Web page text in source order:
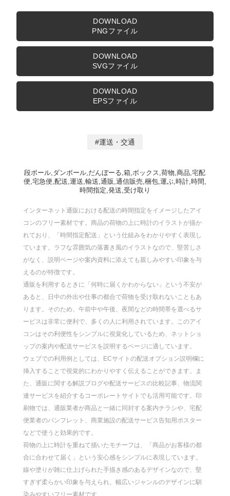
DOWNLOAD
PNGファイル
DOWNLOAD
SVGファイル
DOWNLOAD
EPSファイル
運送・交通
段ボール,ダンボール,だんぼーる,箱,ボックス,荷物,商品,宅配
便,宅急便,配送,運送,輸送,通販,通信販売,梱包,運ぶ,時計,時間,
時間指定,発送,受け取り
インターネット通販における配送の時間指定をイメージしたアイ
コンのフリー素材です。商品の荷物の上に時計のイラストが描か
れており、「時間指定配送」という仕組みをわかりやすく表現し
ています。ラフな雰囲気の落書き風のイラストなので、堅苦しさ
がなく、説明ページや案内資料に添えても親しみやすい印象を与
えるのが特徴です。
通販を利用するときに「何時に届くかわからない」という不安が
あると、日中の外出や仕事の都合で荷物を受け取れないこともあ
ります。そのため、午前中や午後、夜間などの時間帯を選べるサ
ービスは非常に便利で、多くの人に利用されています。このアイ
コンはその利便性をシンプルに視覚化しているため、ネットショ
ップの案内や配送サービスを説明するページに適しています。
ウェブでの利用例としては、ECサイトの配送オプション説明欄に
挿入することで視覚的にわかりやすく伝えることができます。ま
た、通販に関する解説ブログや配送サービスの比較記事、物流関
連サービスを紹介するコーポレートサイトでも活用可能です。印
刷物では、通販業者が商品と一緒に同封する案内チラシや、宅配
便業者のパンフレット、商業施設の配送サービス告知用ポスター
などで使うと効果的です。
荷物の上に時計を重ねて描いたモチーフは、「商品がお客様の都
合に合わせて届く」という安心感をシンプルに表現しています。
線や塗りが雑に仕上げられた手描き感のあるデザインなので、堅
すぎず柔らかい印象を与えられ、幅広いジャンルのデザインに馴
染みやすいフリー素材です。